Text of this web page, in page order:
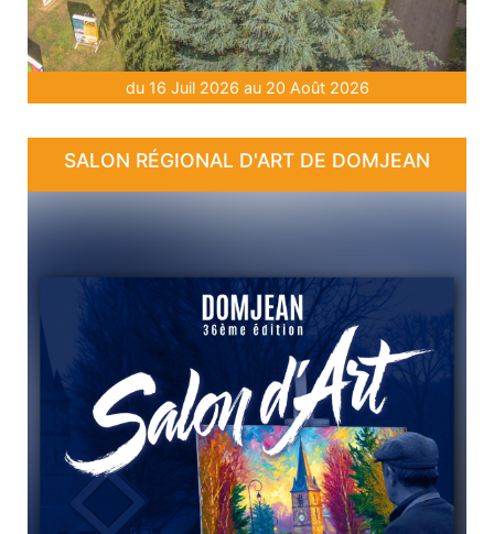
du 16 Juil 2026 au 20 Août 2026
SALON RÉGIONAL D'ART DE DOMJEAN